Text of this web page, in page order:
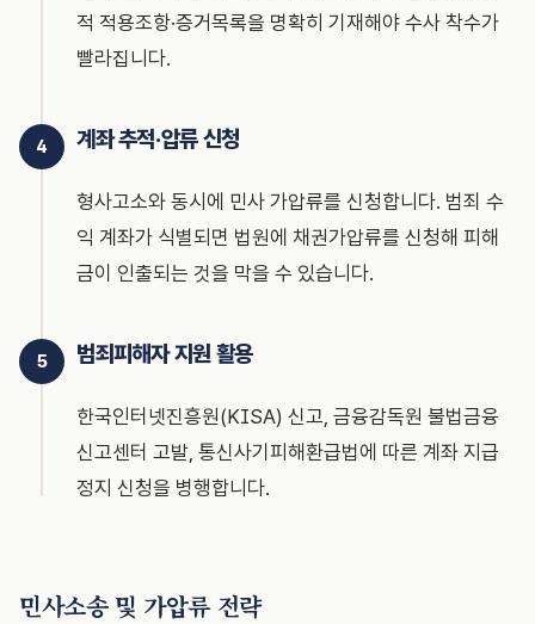
적 적용조항·증거목록을 명확히 기재해야 수사 착수가
빨라집니다.
계좌 추적·압류 신청
형사고소와 동시에 민사 가압류를 신청합니다. 범죄 수
익 계좌가 식별되면 법원에 채권가압류를 신청해 피해
금이 인출되는 것을 막을 수 있습니다.
범죄피해자 지원 활용
한국인터넷진흥원(KISA) 신고, 금융감독원 불법금융
신고센터 고발, 통신사기피해환급법에 따른 계좌 지급
정지 신청을 병행합니다.
민사소송 및 가압류 전략